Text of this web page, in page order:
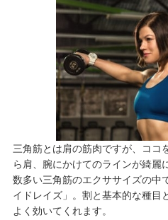
三角筋とは肩の筋肉ですが、ココ
ら肩、腕にかけてのラインが綺麗
数多い三角筋のエクササイズの中
イドレイズ」。割と基本的な種目
よく効いてくれます。